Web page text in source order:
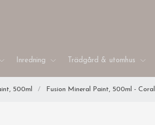
Inredning Trädgård & utomhus
500ml / Fusion Mineral Paint, 500ml - Coral